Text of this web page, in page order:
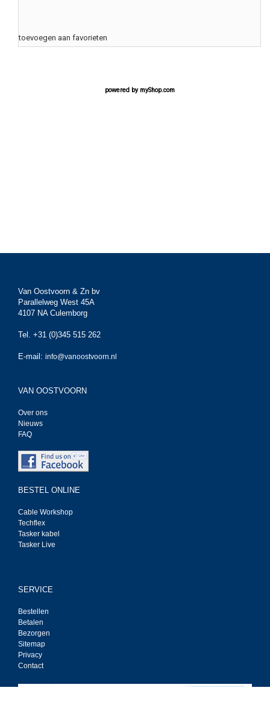
toevoegen aan favorieten
powered by myShop.com
Van Oostvoorn & Zn bv
Parallelweg West 45A
4107 NA Culemborg
Tel. +31 (0)345 515 262
E-mail: info@vanoostvoorn.nl
VAN OOSTVOORN
Over ons
Nieuws
FAQ
BESTEL ONLINE
Cable Workshop
Techflex
Tasker kabel
Tasker Live
SERVICE
Bestellen
Betalen
Bezorgen
Sitemap
Privacy
Contact